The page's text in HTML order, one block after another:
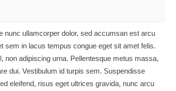
nunc ullamcorper dolor, sed accumsan est arcu
sem in lacus tempus congue eget sit amet felis.
non adipiscing urna. Pellentesque metus massa,
dui. Vestibulum id turpis sem. Suspendisse
eleifend, risus eget ultrices gravida, nunc arcu